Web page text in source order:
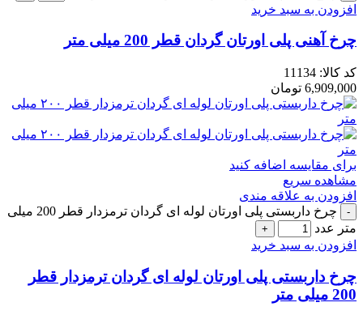
افزودن به سبد خرید
چرخ آهنی پلی اورتان گردان قطر 200 میلی متر
کد کالا: 11134
6,909,000 تومان
برای مقایسه اضافه کنید
مشاهده سریع
افزودن به علاقه مندی
چرخ داربستی پلی اورتان لوله ای گردان ترمزدار قطر 200 میلی
متر عدد
افزودن به سبد خرید
چرخ داربستی پلی اورتان لوله ای گردان ترمزدار قطر
200 میلی متر